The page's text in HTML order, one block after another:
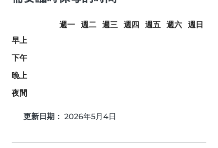
週一 週二 週三 週四 週五 週六
週日
早上
下午
晚上
夜間
更新日期： 2026年5月4日